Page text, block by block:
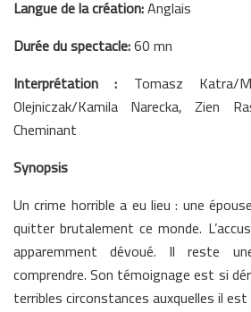
Langue de la création:Anglais
Durée du spectacle:60 mn
Interprétation : Tomasz Katra/
Olejniczak/Kamila Narecka, Zien
Cheminant
Synopsis
Un crime horrible a eu lieu : une
quitter brutalement ce monde.
apparemment dévoué. Il reste
comprendre. Son témoignage est si
terribles circonstances auxquelles il